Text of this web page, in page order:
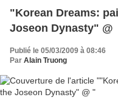
"Korean Dreams:
Joseon Dynasty" @
Publié le 05/03/2009 à 08:46
Par Alain Truong